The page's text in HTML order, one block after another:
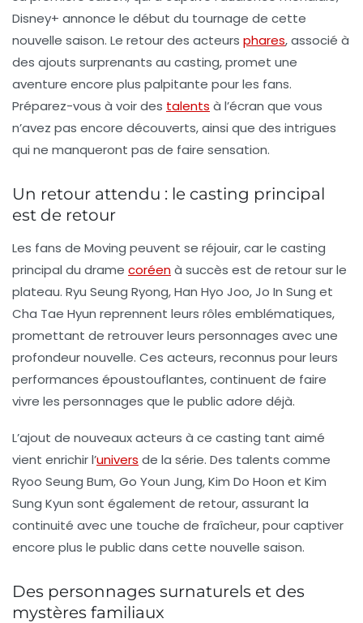
Disney+ annonce le début du tournage de cette
nouvelle saison. Le retour des acteurs phares, associé à
des ajouts surprenants au casting, promet une
aventure encore plus palpitante pour les fans.
Préparez-vous à voir des talents à l’écran que vous
n’avez pas encore découverts, ainsi que des intrigues
qui ne manqueront pas de faire sensation.
Un retour attendu : le casting principal
est de retour
Les fans de Moving peuvent se réjouir, car le casting
principal du drame coréenà succès est de retour sur le
plateau. Ryu Seung Ryong,Han Hyo Joo,Jo In Sung et
Cha Tae Hyun reprennent leurs rôles emblématiques,
promettant de retrouver leurs personnages avec une
profondeur nouvelle. Ces acteurs, reconnus pour leurs
performances époustouflantes, continuent de faire
vivre les personnages que le public adore déjà.
L’ajout de nouveaux acteurs à ce casting tant aimé
vient enrichir l’univers de la série. Des talents comme
Ryoo Seung Bum,Go Youn Jung,Kim Do Hoon et Kim
Sung Kyun sont également de retour, assurant la
continuité avec une touche de fraîcheur, pour captiver
encore plus le public dans cette nouvelle saison.
Des personnages surnaturels et des
mystères familiaux